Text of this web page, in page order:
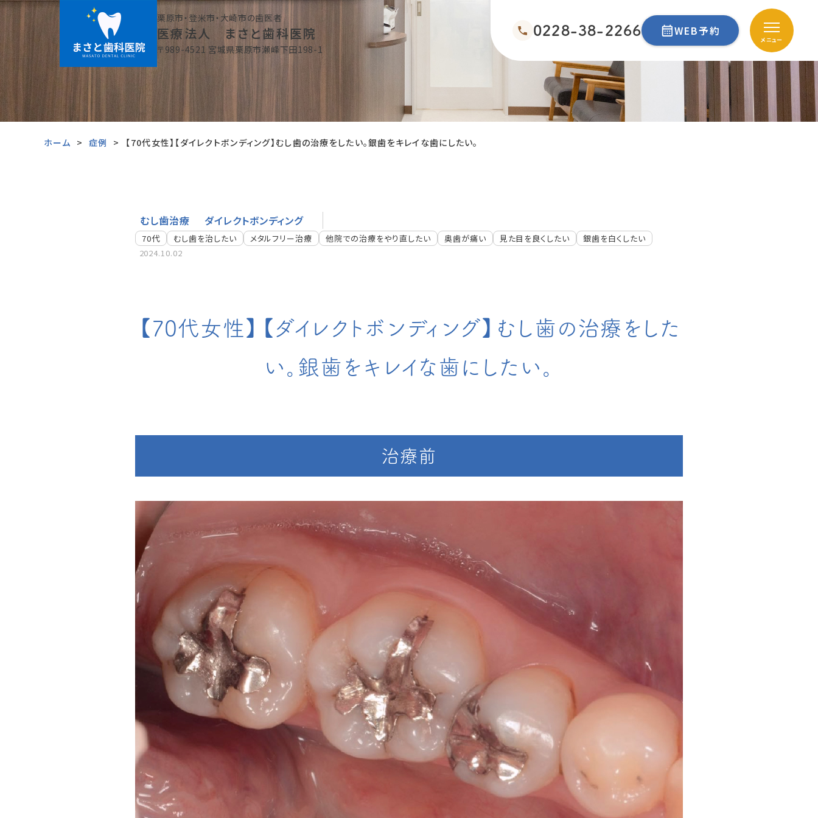
栗原市・登米市・大崎市の歯医者
医療法人 まさと歯科医院
〒989-4521 宮城県栗原市瀬峰下田198-1
0228-38-2266 WEB予約
メニュー
ホーム 症例 【70代女性】【ダイレクトボンディング】むし歯の治療をしたい。銀歯をキレイな歯にしたい。
むし歯治療 ダイレクトボンディング
70代 むし歯を治したい メタルフリー治療 他院での治療をやり直したい 奥歯が痛い 見た目を良くしたい
銀歯を白くしたい
2024.10.02
【70代女性】【ダイレクトボンディング】むし歯の治療をした
い。銀歯をキレイな歯にしたい。
治療前